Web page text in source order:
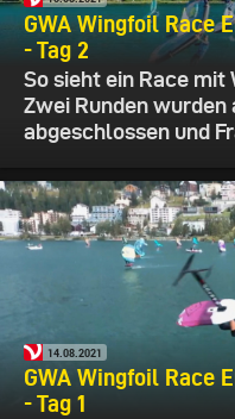
GWA Wingfoil Race
- Tag 2
So sieht ein Race
Zwei Runden wurden
abgeschlossen und
14.08.2021
GWA Wingfoil Race
- Tag 1